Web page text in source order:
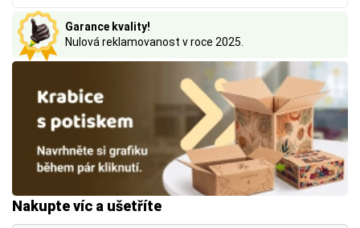
Nakupte víc a ušetříte
Garance kvality!
Nulová reklamovanost v roce 2025.